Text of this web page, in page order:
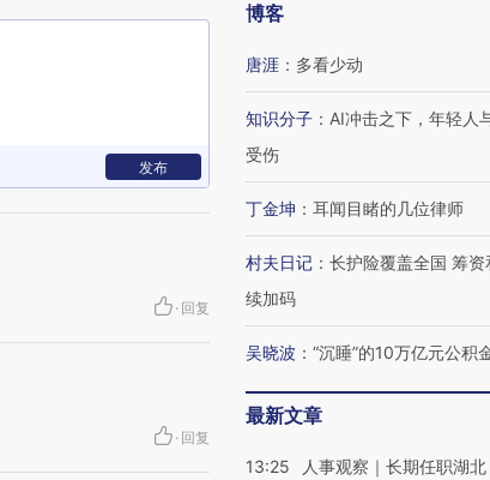
发布
· 回复
· 回复
博客
唐涯 ： 多看少动
知识分子 ： AI冲击之下，年轻人
受伤
丁金坤 ： 耳闻目睹的几位律师
村夫日记 ： 长护险覆盖全国 筹
续加码
吴晓波 ： “沉睡”的10万亿元公积
最新文章
13:25
人事观察｜长期任职湖